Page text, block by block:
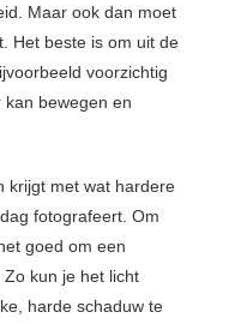
Maar ook dan moet
Het beste is om uit de
voorzichtig
bewegen en
krijgt met wat hardere
fotografeert. Om
goed om een
kun je het licht
harde schaduw te